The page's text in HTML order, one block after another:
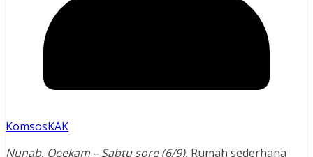
KomsosKAK
Nunab, Oeekam – Sabtu sore (6/9), Rumah sederhana